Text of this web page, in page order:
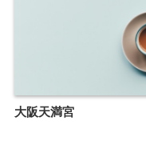
大阪天満宮